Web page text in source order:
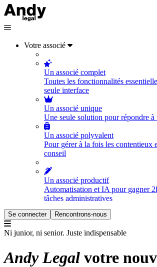
Votre associé
Un associé complet
Toutes les fonctionnalités
seule interface
Un associé unique
Une seule solution pour répondre à
Un associé polyvalent
Pour gérer à la fois les contentieux
conseil
Un associé productif
Automatisation et IA pour gagner
tâches administratives
Un associé orienté vers l'humain
entre confrères
Andy Legal votre nouvel associé
Bienvenue dans l'univers d'Andy
Se connecter Rencontrons-nous
Ni junior, ni senior. Juste indispensable
Andy Legal votre